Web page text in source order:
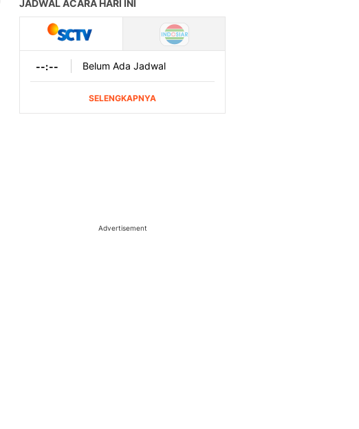
Advertisement